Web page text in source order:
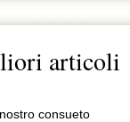
articoli
consueto